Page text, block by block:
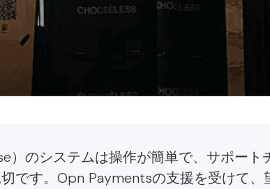
）のシステムは操作が簡単で、サポート
です。Opn Paymentsの支援を受けて、